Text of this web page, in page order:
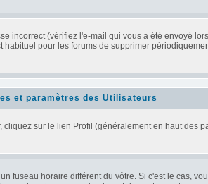
incorrect (vérifiez l'e-mail qui vous a été envoyé
pour les forums de supprimer
et paramètres des Utilisateurs
cliquez sur le lien Profil (généralement en haut des
fuseau horaire différent du vôtre. Si c'est le cas,